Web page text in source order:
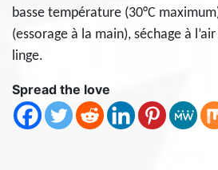
basse température (30°C
(essorage à la main), séchage à
linge.
Spread the love